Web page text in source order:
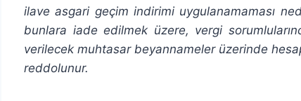
ilave asgari geçim indirimi uygulanamaması
bunlara iade edilmek üzere, vergi
verilecek muhtasar beyannameler üzerinde
reddolunur.